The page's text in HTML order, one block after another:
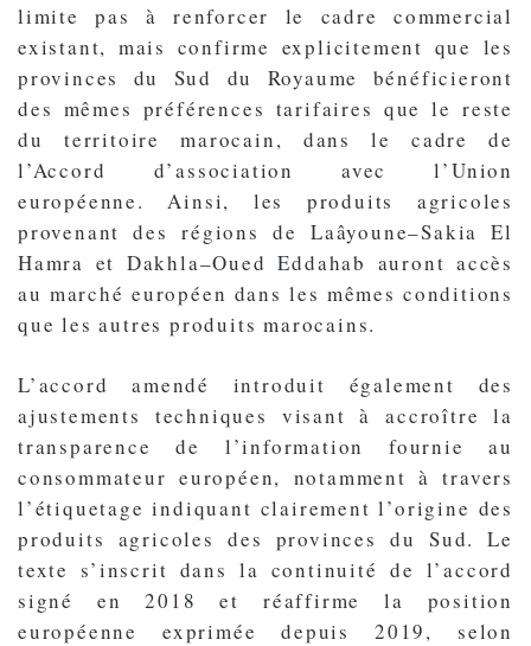
limite pas à renforcer le cadre commercial
existant, mais confirme explicitement que les
provinces du Sud du Royaume bénéficieront
des mêmes préférences tarifaires que le reste
du territoire marocain, dans le cadre de
l’Accord d’association avec l’Union
européenne. Ainsi, les produits agricoles
provenant des régions de Laâyoune–Sakia El
Hamra et Dakhla–Oued Eddahab auront accès
au marché européen dans les mêmes conditions
que les autres produits marocains.
L’accord amendé introduit également des
ajustements techniques visant à accroître la
transparence de l’information fournie au
consommateur européen, notamment à travers
l’étiquetage indiquant clairement l’origine des
produits agricoles des provinces du Sud. Le
texte s’inscrit dans la continuité de l’accord
signé en 2018 et réaffirme la position
européenne exprimée depuis 2019, selon